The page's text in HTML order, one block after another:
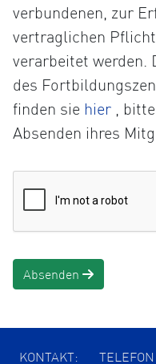
verbundenen, zur
vertraglichen
verarbeitet werden.
des
finden sie hier
Öffnet
die
einem
neuen
,
Absenden ihres
Absenden
KONTAKT: TELEFON